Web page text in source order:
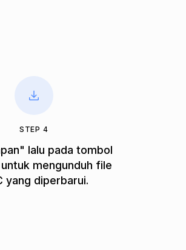
STEP 4
lalu pada tombol
mengunduh file
yang diperbarui.